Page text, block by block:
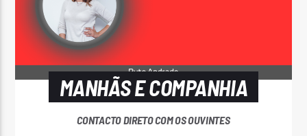
MANHÃS E COMPANHIA
CONTACTO DIRETO COM OS OUVINTES